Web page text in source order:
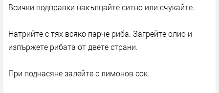
Всички подправки накълцайте ситно или счукайте.
Натрийте с тях всяко парче риба. Загрейте олио и
изпържете рибата от двете страни.
При поднасяне залейте с лимонов сок.